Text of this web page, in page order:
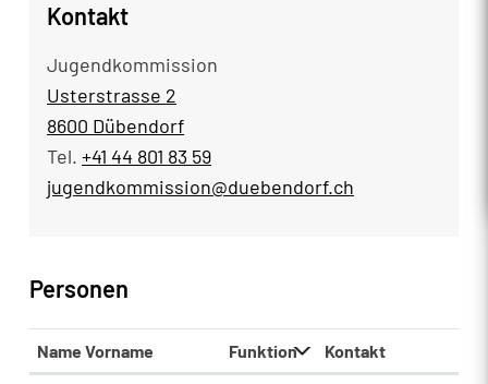
Kontakt
Jugendkommission
Usterstrasse 2
8600 Dübendorf
Tel. +41 44 801 83 59
jugendkommission@duebendorf.ch
Personen
Name Vorname Funktion Kontakt